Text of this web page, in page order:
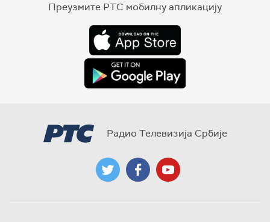
Преузмите РТС мобилну апликацију
Радио Телевизија Србије